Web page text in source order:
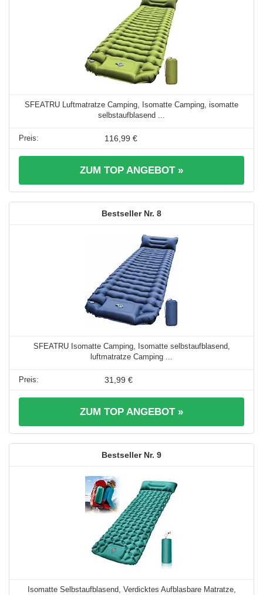
SFEATRU Luftmatratze Camping, Isomatte Camping, isomatte
selbstaufblasend ...
116,99 €
ZUM TOP ANGEBOT »
8
SFEATRU Isomatte Camping, Isomatte selbstaufblasend,
luftmatratze Camping ...
31,99 €
ZUM TOP ANGEBOT »
9
Isomatte Selbstaufblasend, Verdicktes Aufblasbare Matratze,